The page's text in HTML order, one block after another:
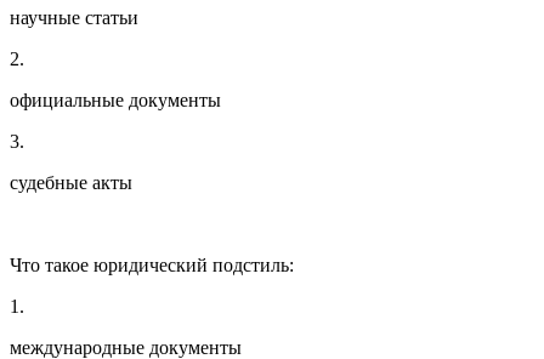
научные статьи
2.
официальные документы
3.
судебные акты
Что такое юридический подстиль:
1.
международные документы